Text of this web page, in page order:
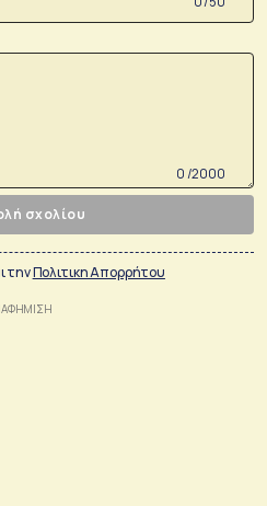
0 /2000
σχολίου
τηνΠολιτικη Απορρήτου